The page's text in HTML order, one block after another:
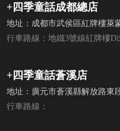
+四季童話成都總店
地址：成都市武侯區紅牌樓萊
行車路線：地鐵3號線紅牌樓
+四季童話蒼溪店
地址：廣元市蒼溪縣解放路東
行車路線：